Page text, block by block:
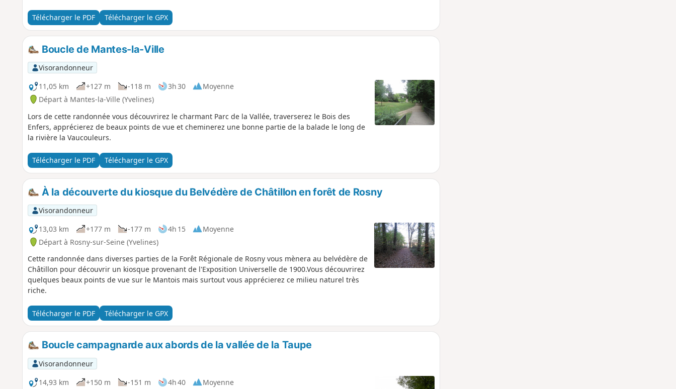
Télécharger le PDF Télécharger le GPX
Boucle de Mantes-la-Ville
Visorandonneur
11,05 km
+127 m -118 m 3h 30
Moyenne
Départ à Mantes-la-Ville (Yvelines)
Lors de cette randonnée vous découvrirez le charmant Parc de la Vallée, traverserez le Bois des
Enfers, apprécierez de beaux points de vue et cheminerez une bonne partie de la balade le long de
la rivière la Vaucouleurs.
Télécharger le PDF Télécharger le GPX
À la découverte du kiosque du Belvédère de Châtillon en forêt de Rosny
Visorandonneur
13,03 km
+177 m -177 m 4h 15
Moyenne
Départ à Rosny-sur-Seine (Yvelines)
Cette randonnée dans diverses parties de la Forêt Régionale de Rosny vous mènera au belvédère de
Châtillon pour découvrir un kiosque provenant de l'Exposition Universelle de 1900.Vous découvrirez
quelques beaux points de vue sur le Mantois mais surtout vous apprécierez ce milieu naturel très
riche.
Télécharger le PDF Télécharger le GPX
Boucle campagnarde aux abords de la vallée de la Taupe
Visorandonneur
14,93 km
+150 m -151 m 4h 40
Moyenne